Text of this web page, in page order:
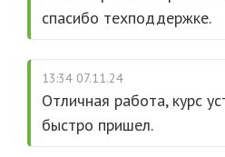
спасибо техподдержке.
13:34 07.11.24
Отличная работа, курс
быстро пришел.